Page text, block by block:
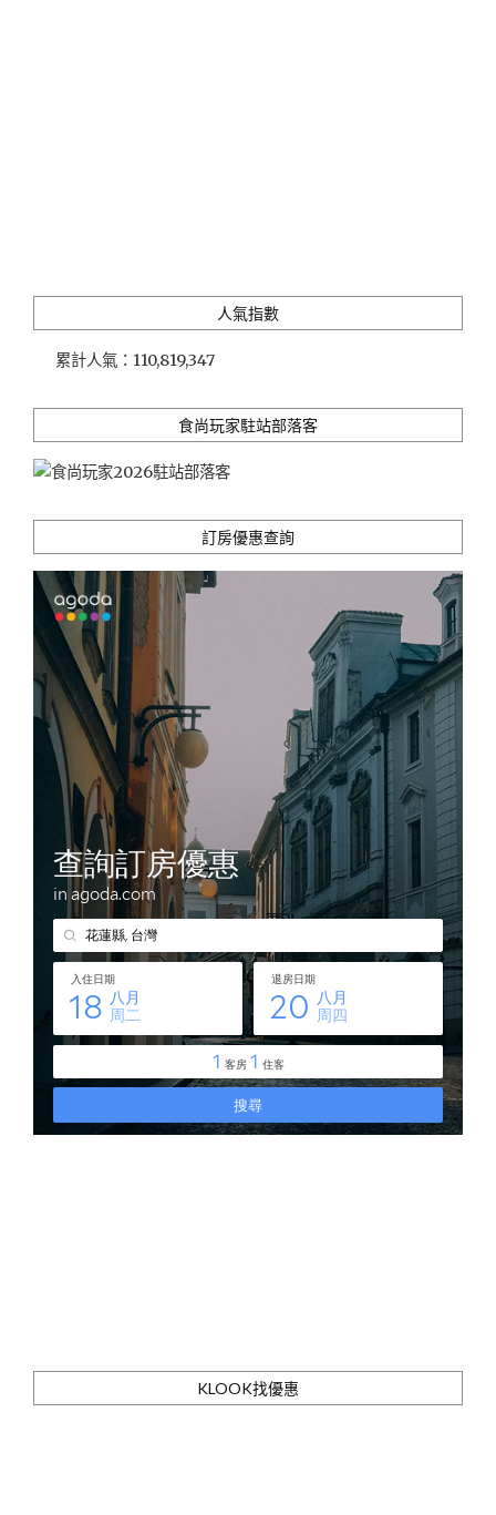
人氣指數
累計人氣： 110,819,347
食尚玩家駐站部落客
訂房優惠查詢
KLOOK找優惠